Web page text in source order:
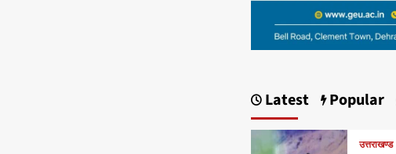
Latest Popular
उत्तराखण्ड